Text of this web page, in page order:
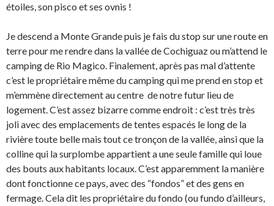
étoiles, son pisco et ses ovnis !
Je descend a Monte Grande puis je fais du stop sur une route en
terre pour me rendre dans la vallée de Cochiguaz ou m’attend le
camping de Rio Magico. Finalement, après pas mal d’attente
c’est le propriétaire même du camping qui me prend en stop et
m’emmène directement au centre de notre futur lieu de
logement. C’est assez bizarre comme endroit : c’est très très
joli avec des emplacements de tentes espacés le long de la
rivière toute belle mais tout ce tronçon de la vallée, ainsi que la
colline qui la surplombe appartient a une seule famille qui loue
des bouts aux habitants locaux. C’est apparemment la manière
dont fonctionne ce pays, avec des “fondos” et des gens en
fermage. Cela dit les propriétaire du fondo (ou fundo d’ailleurs,